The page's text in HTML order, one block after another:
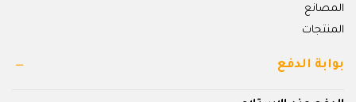
المصانع
المنتجات
بوابة الدفع